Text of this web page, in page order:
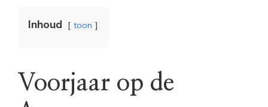
Inhoud toon
Voorjaar op de